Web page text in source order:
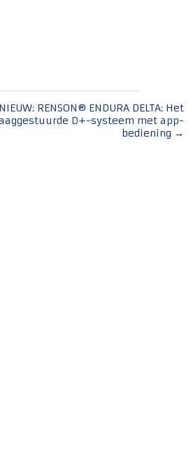
NIEUW: RENSON® ENDURA DELTA: Het
D+-systeem met app-
bediening →